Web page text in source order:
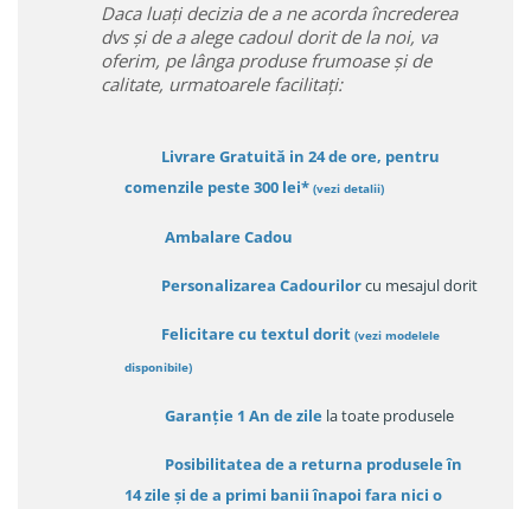
Daca luați decizia de a ne acorda încrederea
dvs și de a alege cadoul dorit de la noi, va
oferim, pe lânga produse frumoase și de
calitate, urmatoarele facilitați:
Livrare Gratuită in 24 de ore, pentru
comenzile peste 300 lei* (vezi detalii)
Ambalare Cadou
Personalizarea Cadourilorcu mesajul dorit
Felicitare cu textul dorit (vezi modelele
disponibile)
Garanție 1 An de zile la toate produsele
Posibilitatea de a returna produsele în
14 zileși de a primi banii înapoi fara nici o